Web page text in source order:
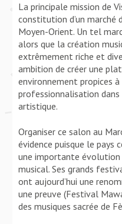
La principale mission de
constitution d’un marché
Moyen-Orient. Un tel
alors que la création
extrêmement riche et
ambition de créer une
environnement propices
professionnalisation
artistique.
Organiser ce salon au
évidence puisque le pays
une importante
musical. Ses grands
ont aujourd’hui une
une preuve (Festival
des musiques sacrée de